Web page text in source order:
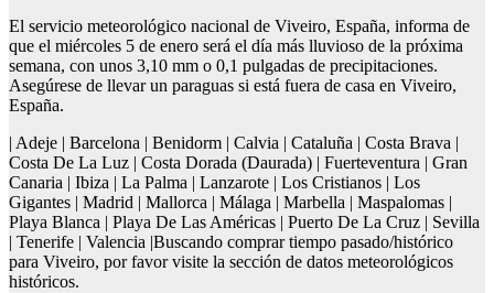
El servicio meteorológico nacional de Viveiro, España, informa de
que el miércoles 5 de enero será el día más lluvioso de la próxima
semana, con unos 3,10 mm o 0,1 pulgadas de precipitaciones.
Asegúrese de llevar un paraguas si está fuera de casa en Viveiro,
España.
| Adeje | Barcelona | Benidorm | Calvia | Cataluña | Costa Brava |
Costa De La Luz | Costa Dorada (Daurada) | Fuerteventura | Gran
Canaria | Ibiza | La Palma | Lanzarote | Los Cristianos | Los
Gigantes | Madrid | Mallorca | Málaga | Marbella | Maspalomas |
Playa Blanca | Playa De Las Américas | Puerto De La Cruz | Sevilla
| Tenerife | Valencia |Buscando comprar tiempo pasado/histórico
para Viveiro, por favor visite la sección de datos meteorológicos
históricos.